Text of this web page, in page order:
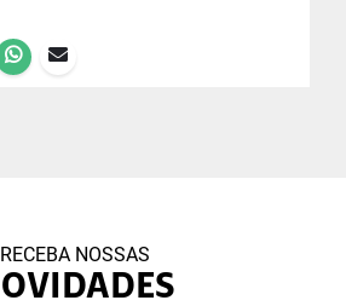
RECEBA NOSSAS